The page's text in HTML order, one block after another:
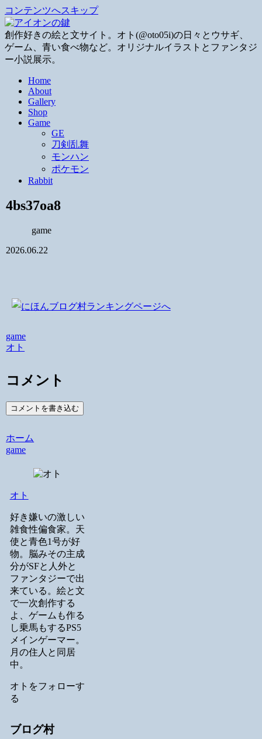
コンテンツへスキップ
創作好きの絵と文サイト。オト(@oto05i)の日々とウサギ、
ゲーム、青い食べ物など。オリジナルイラストとファンタジ
ー小説展示。
Home
About
Gallery
Shop
Game
GE
刀剣乱舞
モンハン
ポケモン
Rabbit
4bs37oa8
game
2026.06.22
game
オト
コメント
コメントを書き込む
ホーム
game
オト
好き嫌いの激しい
雑食性偏食家。天
使と青色1号が好
物。脳みその主成
分がSFと人外と
ファンタジーで出
来ている。絵と文
で一次創作する
よ、ゲームも作る
し乗馬もするPS5
メインゲーマー。
月の住人と同居
中。
オトをフォローす
る
ブログ村